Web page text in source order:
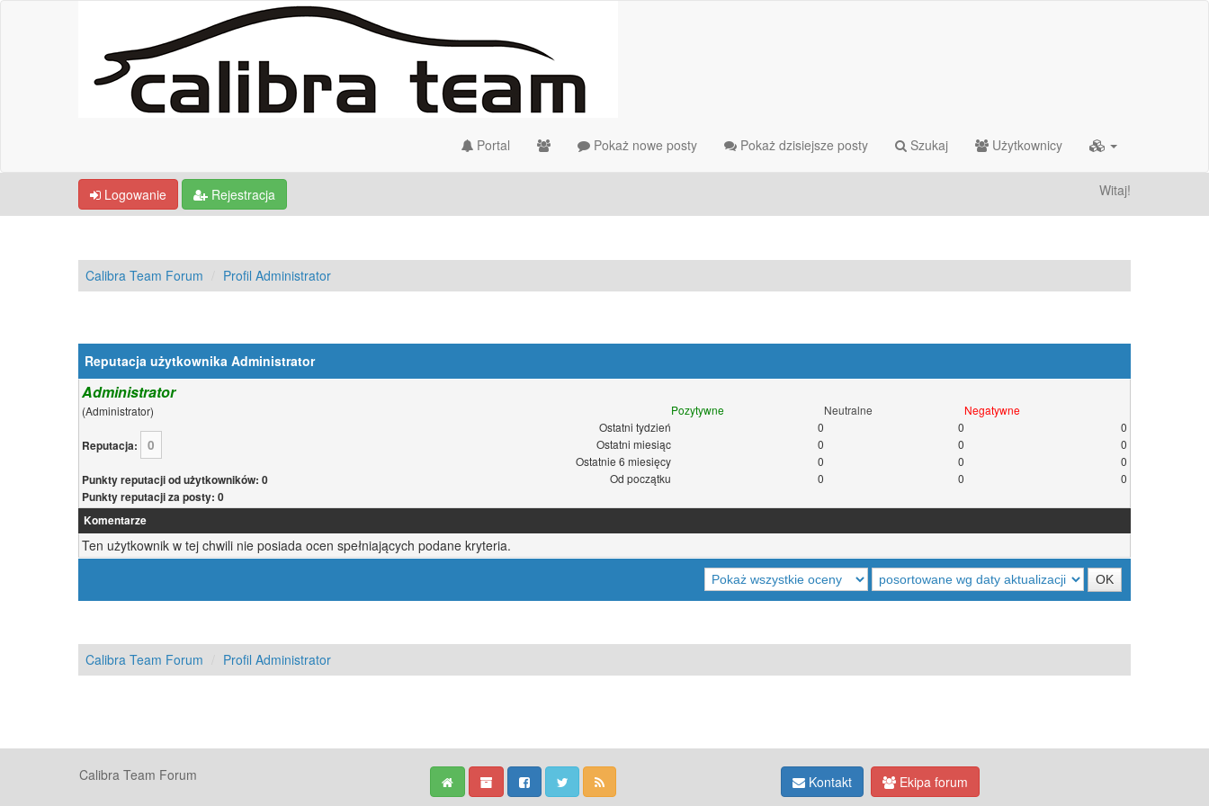
Portal Pokaż nowe posty Pokaż dzisiejsze posty Szukaj Użytkownicy
Logowanie Rejestracja Witaj!
Calibra Team Forum Profil Administrator
Reputacja użytkownika Administrator
Administrator
(Administrator)
Reputacja: 0
Punkty reputacji od użytkowników: 0
Punkty reputacji za posty: 0
Pozytywne Neutralne
Negatywne
Ostatni tydzień
0 0
0
Ostatni miesiąc
0 0
0
Ostatnie 6 miesięcy
0 0
0
Od początku
0 0 0
Komentarze
Ten użytkownik w tej chwili nie posiada ocen spełniających podane kryteria.
Calibra Team Forum Profil Administrator
Calibra Team Forum Kontakt Ekipa forum